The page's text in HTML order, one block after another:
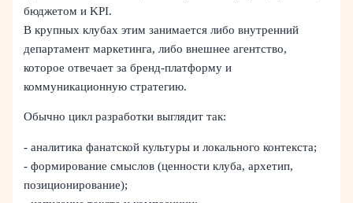
бюджетом и KPI.
В крупных клубах этим занимается либо внутренний
департамент маркетинга, либо внешнее агентство,
которое отвечает за бренд‑платформу и
коммуникационную стратегию.
Обычно цикл разработки выглядит так:
- аналитика фанатской культуры и локального контекста;
- формирование смыслов (ценности клуба, архетип,
позиционирование);